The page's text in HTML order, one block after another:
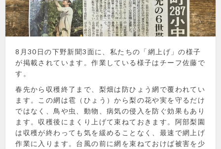
8月30日の下野新聞3面に、私たちの「網上げ」の様子
が掲載されています。作業している様子はチーフ佐藤で
す。
春先から収穫終了まで、梨畑は防ひょう網で覆われてい
ます。この網は雹（ひょう）から梨の花や実を守るだけ
ではなく、鳥や虫、動物、病気の侵入を防ぐ効果もあり
ます。収穫後にまくり上げて束ねておきます。阿部梨園
は収穫が終わっても気を緩めることなく、最速で網上げ
作業に入ります。台風の前に網を束ねておけば被害を少